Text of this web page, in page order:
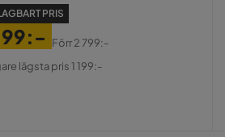
PRIS
Förr2 799:-
lägsta pris 1 199:-